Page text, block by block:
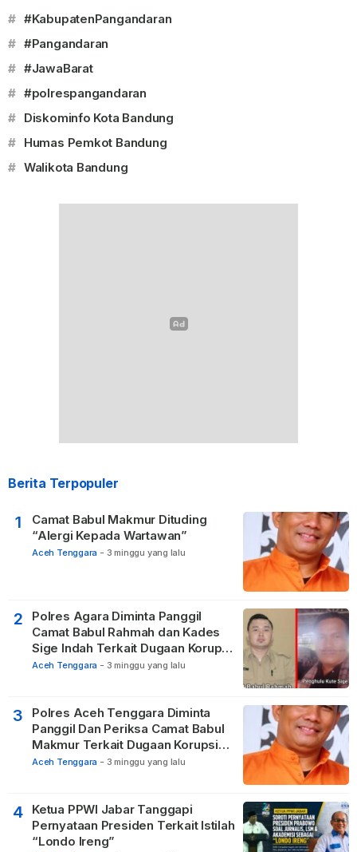
# #KabupatenPangandaran
# #Pangandaran
# #JawaBarat
# #polrespangandaran
# Diskominfo Kota Bandung
# Humas Pemkot Bandung
# Walikota Bandung
Berita Terpopuler
1
Camat Babul Makmur Dituding
“Alergi Kepada Wartawan”
Aceh Tenggara - 3 minggu yang lalu
2
Polres Agara Diminta Panggil
Camat Babul Rahmah dan Kades
Sige Indah Terkait Dugaan Korupsi
Dana Desa
Aceh Tenggara - 3 minggu yang lalu
3
Polres Aceh Tenggara Diminta
Panggil Dan Periksa Camat Babul
Makmur Terkait Dugaan Korupsi
DD di 20 Desa
Aceh Tenggara - 3 minggu yang lalu
4
Ketua PPWI Jabar Tanggapi
Pernyataan Presiden Terkait Istilah
“Londo Ireng”